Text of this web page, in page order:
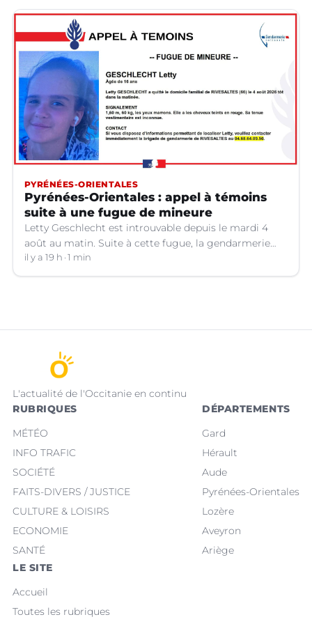
bracelet électronique.
PYRÉNÉES-ORIENTALES
Pyrénées-Orientales : appel à témoins
suite à une fugue de mineure
Letty Geschlecht est introuvable depuis le mardi 4
août au matin. Suite à cette fugue, la gendarmerie
des Pyrénées-Orientales lance un appel à témoins.
il y a 19 h 1 min
L'actualité de l'Occitanie en continu
RUBRIQUES
MÉTÉO
INFO TRAFIC
SOCIÉTÉ
FAITS-DIVERS / JUSTICE
CULTURE & LOISIRS
ECONOMIE
SANTÉ
DÉPARTEMENTS
Gard
Hérault
Aude
Pyrénées-Orientales
Lozère
Aveyron
Ariège
LE SITE
Accueil
Toutes les rubriques